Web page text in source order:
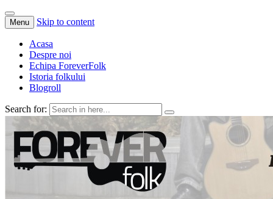
Menu Skip to content
Acasa
Despre noi
Echipa ForeverFolk
Istoria folkului
Blogroll
Search for:
ForeverFolk
Muzica sufletului tau